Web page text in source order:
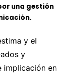
una gestión
y el
y
implicación en